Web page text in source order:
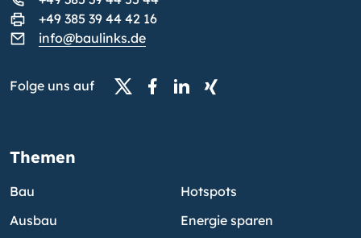
+49 385 39 44 42 16
info@baulinks.de
Folge uns auf
Themen
Bau
Ausbau
Hotspots
Energie sparen